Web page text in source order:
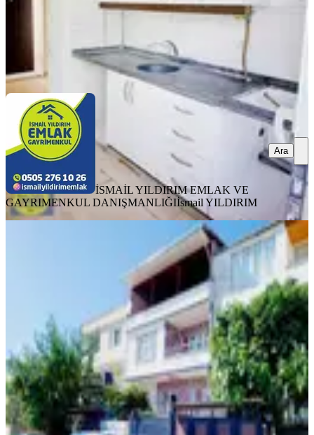
DANIŞMANLIĞIİsmail YILDIRIM
Ara
İSMAİL YILDIRIM EMLAK VE
GAYRIMENKUL DANIŞMANLIĞIİsmail YILDIRIM
Ara
Satlık 2 Katlı, 2 Ayrı Tapulu, Müstakil
Lüks Bina
Onikişubat, Süleymanşah Mahallesi
·160 m²·06.08.2026
7.300.000 ₺
GÜMÜŞ GAYRİMENKULNİYAZİ KILIÇSALLAYAN
Ara